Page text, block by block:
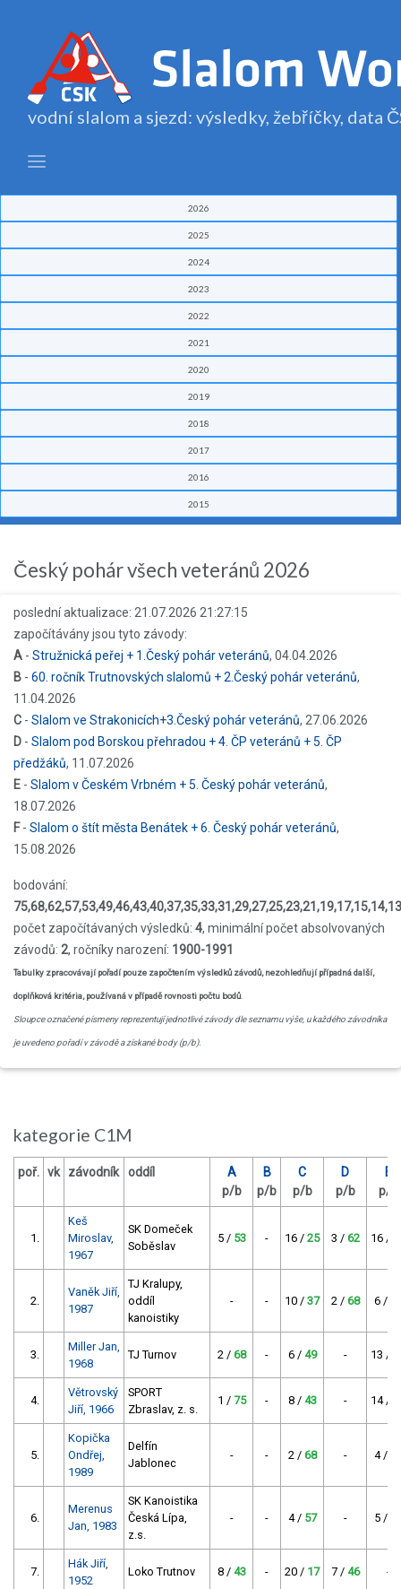
vodní slalom a sjezd: výsledky, žebříčky, data
2026
2025
2024
2023
2022
2021
2020
2019
2018
2017
2016
2015
Český pohár všech veteránů 2026
poslední aktualizace: 21.07.2026 21:27:15
započítávány jsou tyto závody:
A - Stružnická peřej + 1.Český pohár veteránů, 04.04.2026
B - 60. ročník Trutnovských slalomů + 2.Český pohár veteránů,
11.04.2026
C - Slalom ve Strakonicích+3.Český pohár veteránů, 27.06.2026
D - Slalom pod Borskou přehradou + 4. ČP veteránů + 5. ČP
předžáků, 11.07.2026
E - Slalom v Českém Vrbném + 5. Český pohár veteránů,
18.07.2026
F- Slalom o štít města Benátek + 6. Český pohár veteránů,
15.08.2026
bodování:
počet započítávaných výsledků: 4, minimální počet absolvovaných
závodů: 2, ročníky narození: 1900-1991
Tabulky zpracovávají pořadí pouze započtením výsledků závodů, nezohledňují případná další,
doplňková kritéria, používaná v případě rovnosti počtu bodů.
Sloupce označené písmeny reprezentují jednotlivé závody dle seznamu výše, u každého závodníka
je uvedeno pořadí v závodě a získané body (p/b).
kategorie C1M
poř. vk závodník oddíl
A
p/b
B
p/b
C
p/b
D
p/b
E
p/b
1.
Keš
Miroslav,
1967
SK Domeček
Soběslav
5 / 53 - 16 / 25 3 / 62 16 /
2.
Vaněk Jiří,
1987
TJ Kralupy,
oddíl
kanoistiky
- - 10 / 37 2 / 68 6 /
3.
Miller Jan,
1968
TJ Turnov 2 / 68 - 6 / 49 - 13 /
4.
Větrovský
Jiří, 1966
SPORT
Zbraslav, z. s.
1 / 75 - 8 / 43 - 14 /
5.
Kopička
Ondřej,
1989
Delfín
Jablonec
- - 2 / 68 - 4 /
6.
Merenus
Jan, 1983
SK Kanoistika
Česká Lípa,
z.s.
- - 4 / 57 - 5 /
7.
Hák Jiří,
1952
Loko Trutnov 8 / 43 - 20 / 17 7 / 46 -